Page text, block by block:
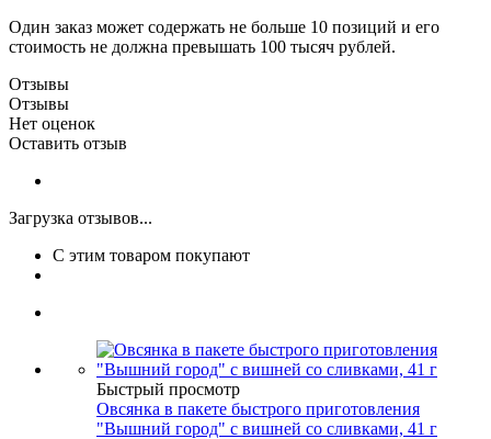
Один заказ может содержать не больше 10 позиций и его
стоимость не должна превышать 100 тысяч рублей.
Отзывы
Отзывы
Нет оценок
Оставить отзыв
Загрузка отзывов...
С этим товаром покупают
Быстрый просмотр
Овсянка в пакете быстрого приготовления
"Вышний город" с вишней со сливками, 41 г